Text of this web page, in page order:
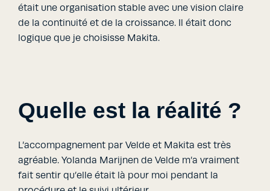
était une organisation stable avec une vision claire
de la continuité et de la croissance. Il était donc
logique que je choisisse Makita.
Quelle est la réalité ?
L’accompagnement par Velde et Makita est très
agréable. Yolanda Marijnen de Velde m’a vraiment
fait sentir qu’elle était là pour moi pendant la